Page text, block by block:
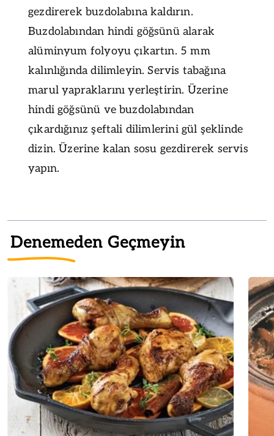
gezdirerek buzdolabına kaldırın.
Buzdolabından hindi göğsünü alarak
alüminyum folyoyu çıkartın. 5 mm
kalınlığında dilimleyin. Servis tabağına
marul yapraklarını yerleştirin. Üzerine
hindi göğsünü ve buzdolabından
çıkardığınız şeftali dilimlerini gül şeklinde
dizin. Üzerine kalan sosu gezdirerek servis
yapın.
Denemeden Geçmeyin